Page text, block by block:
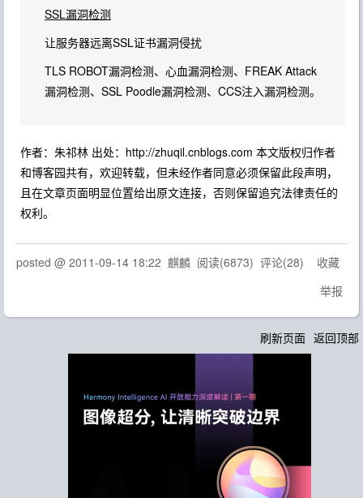
SSL漏洞检测
让服务器远离SSL证书漏洞侵扰
TLS ROBOT漏洞检测、心血漏洞检测、FREAK Attack
漏洞检测、SSL Poodle漏洞检测、CCS注入漏洞检测。
作者：朱祁林 出处：http://zhuqil.cnblogs.com 本文版权归作者
和博客园共有，欢迎转载，但未经作者同意必须保留此段声明，
且在文章页面明显位置给出原文连接，否则保留追究法律责任的
权利。
posted @ 2011-09-14 18:22 麒麟 阅读(6873) 评论(28) 收藏
举报
刷新页面 返回顶部